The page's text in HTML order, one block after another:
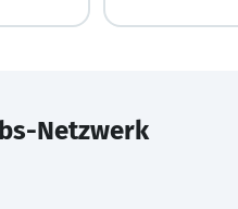
Netzwerk